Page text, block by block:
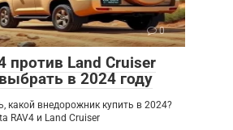
0
против Land Cruiser
в 2024 году
какой внедорожник купить в 2024?
RAV4 и Land Cruiser